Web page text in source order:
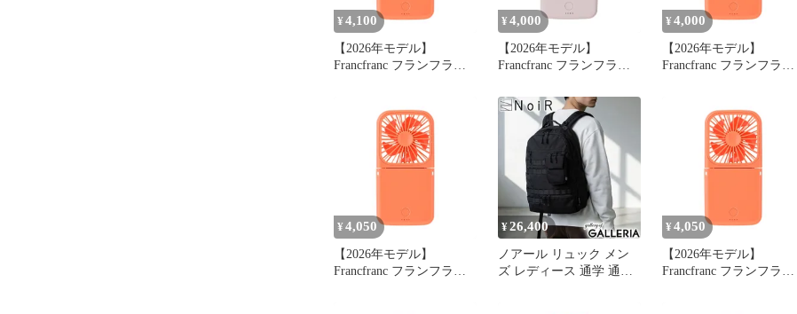
¥ 4,100
【2026年モデル】
Francfranc フランフラン
ジ 携帯扇風機 風量5段階
調整 二つ折り可能 モバ
イルバッテリー 機能付き
USB充電 Type-C対応 0
¥ 4,000
【2026年モデル】
Francfranc フランフラン
ァン マット ピンク 携帯
扇風機 風量5段階調整 二
つ折り可能 モバイルバッ
テリー 機能付き USB充
電 Type-C対応 1
¥ 4,000
【2026年モデル】
Francfranc フランフラン
ジ 携帯扇風機 風量5段階
調整 二つ折り可能 モバ
イルバッテリー 機能付き
USB充電 Type-C対応 1
¥ 4,050
【2026年モデル】
Francfranc フランフラン
¥26,400
ノアール リュック メン
ズ レディース 通学 通勤
¥ 4,050
【2026年モデル】
Francfranc フランフラン